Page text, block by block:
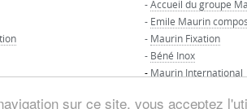
sur ce site, vous acceptez
-Accueil du groupe
- Emile Maurin
- Maurin Fixation
- Béné Inox
- Maurin International